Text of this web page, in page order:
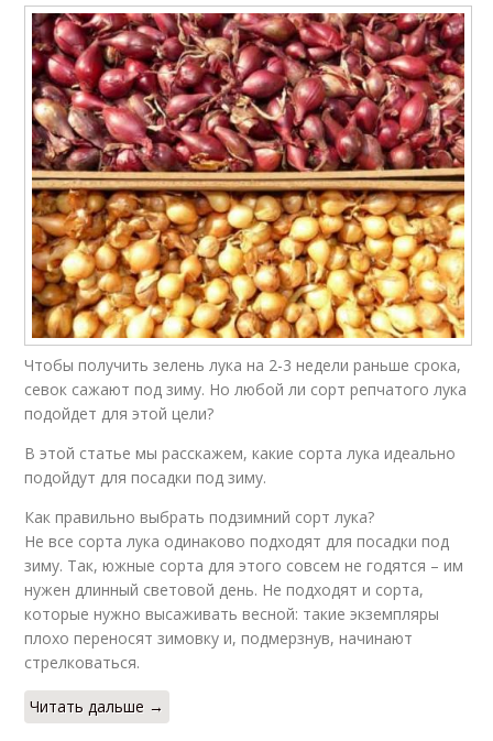
Чтобы получить зелень лука на 2-3 недели раньше срока,
севок сажают под зиму. Но любой ли сорт репчатого лука
подойдет для этой цели?
В этой статье мы расскажем, какие сорта лука идеально
подойдут для посадки под зиму.
Как правильно выбрать подзимний сорт лука?
Не все сорта лука одинаково подходят для посадки под
зиму. Так, южные сорта для этого совсем не годятся – им
нужен длинный световой день. Не подходят и сорта,
которые нужно высаживать весной: такие экземпляры
плохо переносят зимовку и, подмерзнув, начинают
стрелковаться.
Читать дальше →